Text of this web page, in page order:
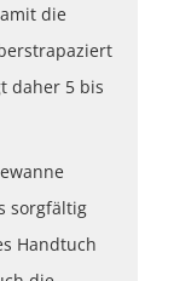
die
daher 5 bis
sorgfältig
Handtuch